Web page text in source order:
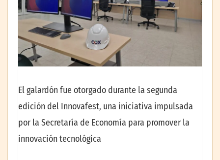
El galardón fue otorgado durante la segunda
edición del Innovafest, una iniciativa impulsada
por la Secretaría de Economía para promover la
innovación tecnológica